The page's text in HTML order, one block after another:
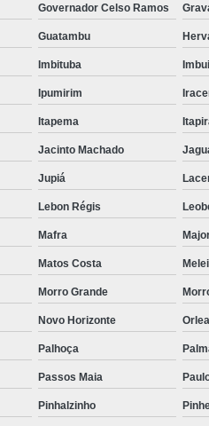
Governador Celso Ramos
Guatambu
Imbituba
Ipumirim
Itapema
Jacinto Machado
Jupiá
Lebon Régis
Mafra
Matos Costa
Morro Grande
Novo Horizonte
Palhoça
Passos Maia
Pinhalzinho